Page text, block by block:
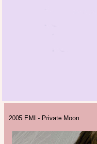
2005 EMI - Private Moon